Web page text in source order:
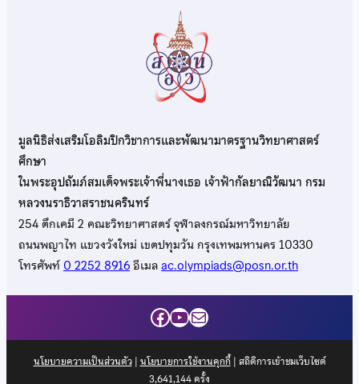
มูลนิธิส่งเสริมโอลิมปิกวิชาการและพัฒนามาตรฐานวิทยาศาสตร์
ศึกษา
ในพระอุปถัมภ์สมเด็จพระเจ้าพี่นางเธอ เจ้าฟ้ากัลยาณิวัฒนา กรม
หลวงนราธิวาสราชนครินทร์
254 ตึกเคมี 2 คณะวิทยาศาสตร์ จุฬาลงกรณ์มหาวิทยาลัย
ถนนพญาไท แขวงวังใหม่ เขตปทุมวัน กรุงเทพมหานคร 10330
โทรศัพท์0 2252 8916อีเมลac.olympiads@posn.or.th
Facebook
YouTube
Mail
นโยบายความเป็นส่วนตัว| นโยบายการใช้งานคุกกี้| สถิติการเข้าชมเว็บไซต์
3,641,144ครั้ง